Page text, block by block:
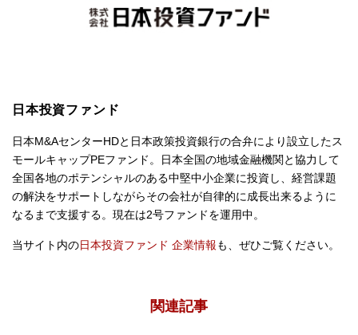
日本投資ファンド
日本M&AセンターHDと⽇本政策投資銀⾏の合弁により設⽴したス
モールキャップPEファンド。日本全国の地域金融機関と協力して
全国各地のポテンシャルのある中堅中小企業に投資し、経営課題
の解決をサポートしながらその会社が自律的に成長出来るように
なるまで支援する。現在は2号ファンドを運用中。
当サイト内の日本投資ファンド 企業情報も、ぜひご覧ください。
関連記事